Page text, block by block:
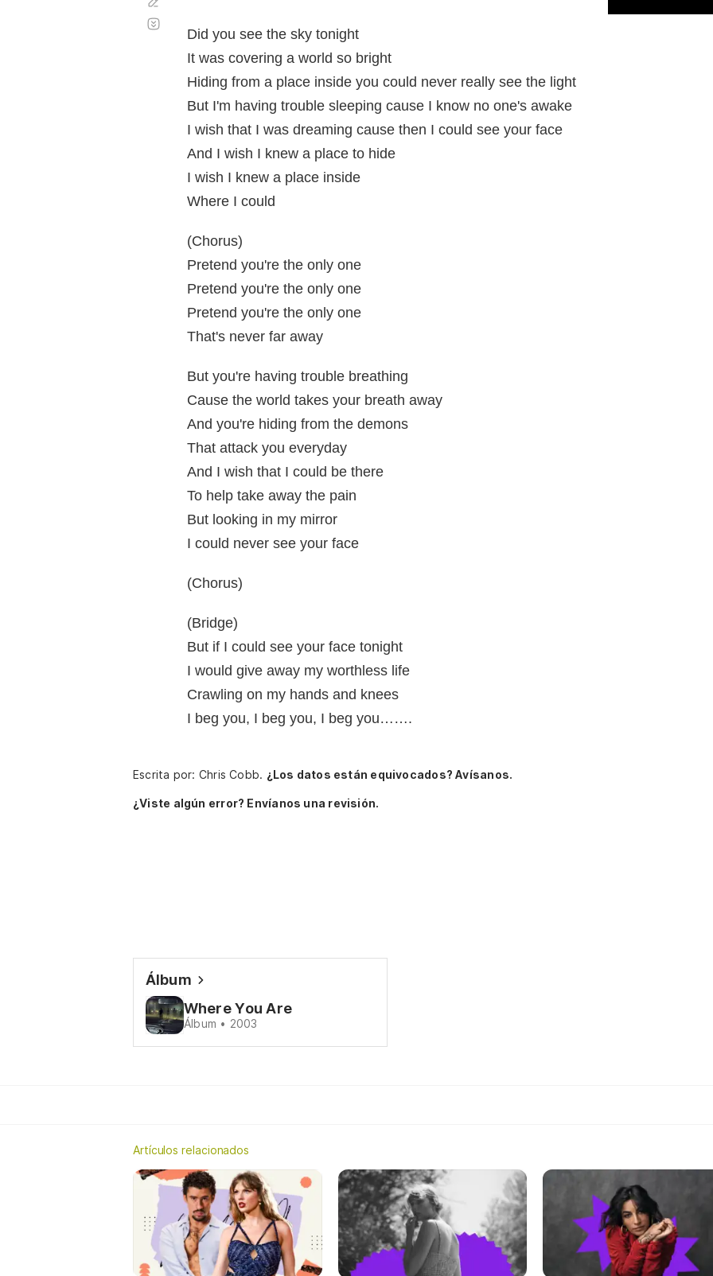
Did you see the sky tonight
It was covering a world so bright
Hiding from a place inside you could never really see the light
But I'm having trouble sleeping cause I know no one's awake
I wish that I was dreaming cause then I could see your face
And I wish I knew a place to hide
I wish I knew a place inside
Where I could
(Chorus)
Pretend you're the only one
Pretend you're the only one
Pretend you're the only one
That's never far away
But you're having trouble breathing
Cause the world takes your breath away
And you're hiding from the demons
That attack you everyday
And I wish that I could be there
To help take away the pain
But looking in my mirror
I could never see your face
(Chorus)
(Bridge)
But if I could see your face tonight
I would give away my worthless life
Crawling on my hands and knees
I beg you, I beg you, I beg you…….
automático
Escrita por: Chris Cobb. ¿Los datos están equivocados? Avísanos.
¿Viste algún error? Envíanos una revisión.
Álbum
Where You Are
Álbum • 2003
Artículos relacionados